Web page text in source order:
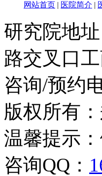
网站首页 | 医院简介 |
研究院地
路交叉口工
咨询/预约
版权所有
温馨提示
咨询QQ：